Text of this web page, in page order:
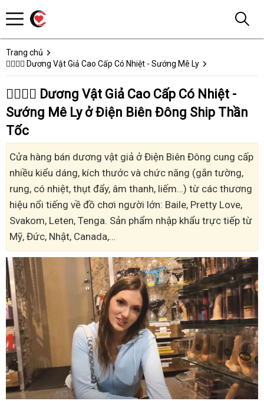
Trang chủ
👩‍❤️‍💋‍👨 Dương Vật Giả Cao Cấp Có Nhiệt - Sướng Mê Ly
👩‍❤️‍💋‍👨 Dương Vật Giả Cao Cấp Có Nhiệt -
Sướng Mê Ly ở Điện Biên Đông Ship Thần
Tốc
Cửa hàng bán dương vật giả ở Điện Biên Đông cung cấp
nhiều kiểu dáng, kích thước và chức năng (gắn tường,
rung, có nhiệt, thụt đẩy, âm thanh, liếm…) từ các thương
hiệu nổi tiếng về đồ chơi người lớn: Baile, Pretty Love,
Svakom, Leten, Tenga. Sản phẩm nhập khẩu trực tiếp từ
Mỹ, Đức, Nhật, Canada,…